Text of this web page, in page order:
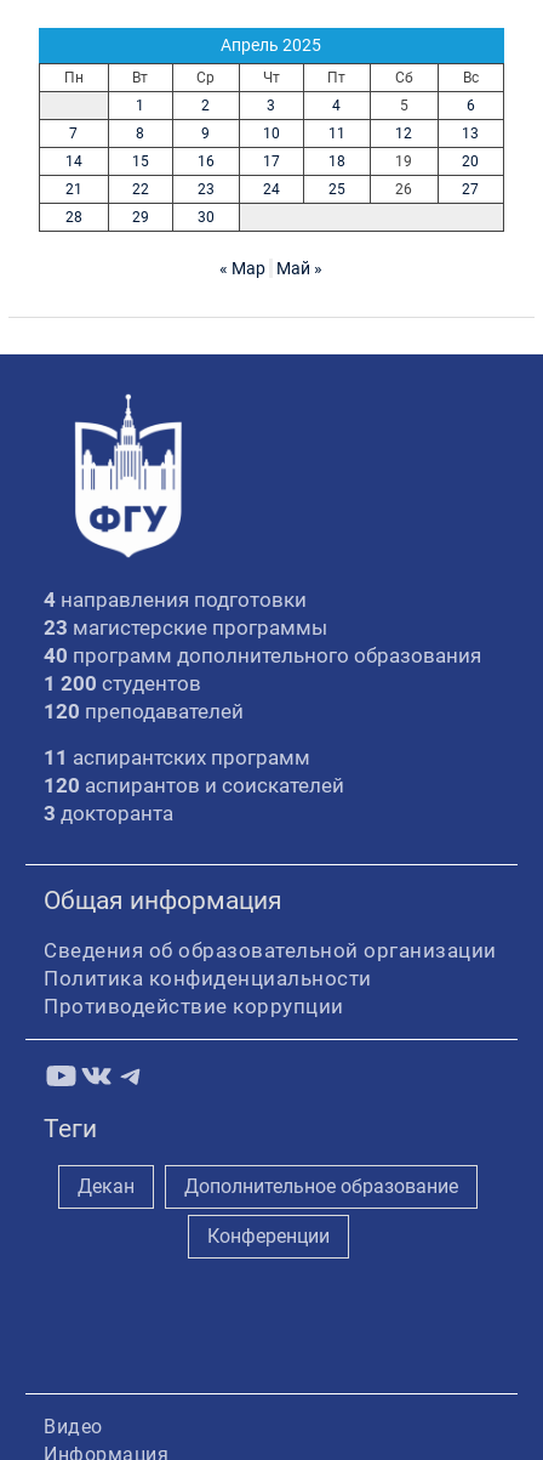
Апрель 2025
Пн Вт Ср Чт Пт Сб
Вс
1
2 3 4 5
6
7
8 9 10 11 12
13
14
15 16 17 18 19
20
21
22 23 24 25 26
27
28
29 30
« Мар Май »
4 направления подготовки
23 магистерские программы
40 программ дополнительного образования
1 200 студентов
120 преподавателей
11 аспирантских программ
120 аспирантов и соискателей
3 докторанта
Общая информация
Сведения об образовательной организации
Политика конфиденциальности
Противодействие коррупции
YouTube
ВКонтакте
Telegram
Теги
Декан Дополнительное образование
Конференции
Видео
Информация